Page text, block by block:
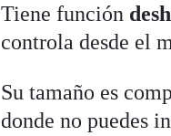
Tiene función
controla desde el
Su tamaño es
donde no puedes